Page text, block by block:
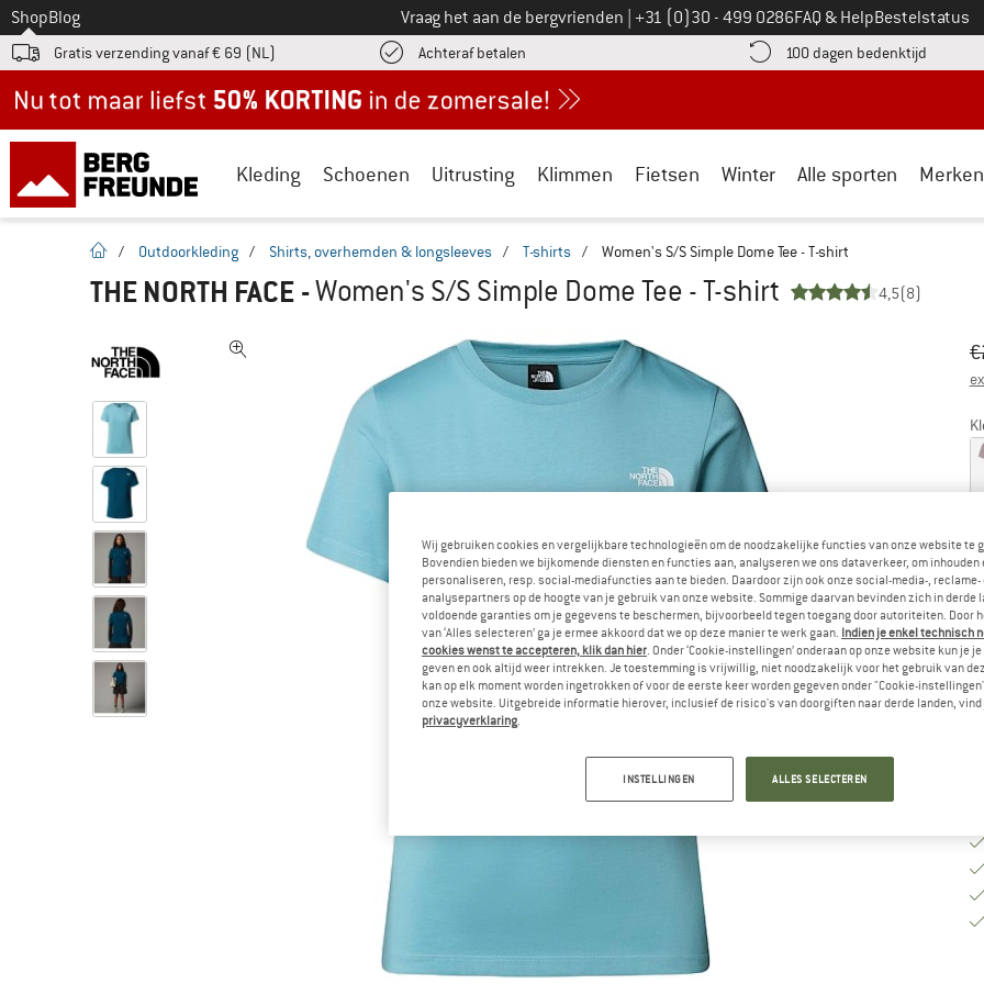
Naar
ShopBlog Vraag het aan de bergvrienden Bel ons op
+31 (0)30 - 499 0286FAQ & HelpBestelstatus
Gratis verzending vanaf € 69 (NL) Achteraf betalen vind de betalingsinformatie hier! Opent in een infovak
100 dagen bedenktijd Vind
Kleding Schoenen Uitrusting Klimmen Fietsen Winter Alle sporten Merken
Startpagina
/ Outdoorkleding / Shirts, overhemden & longsleeves / T-shirts / Women's S/S Simple Dome Tee - T-shirt
THE NORTH FACE -Women's S/S Simple Dome Tee - T-shirt 4,5(8)
€
Wij gebruiken cookies en vergelijkbare technologieën om de noodzakelijke functies van onze website te
Bovendien bieden we bijkomende diensten en functies aan, analyseren we ons dataverkeer, om inhouden
personaliseren, resp. social-mediafuncties aan te bieden. Daardoor zijn ook onze social-media-, reclame-
analysepartners op de hoogte van je gebruik van onze website. Sommige daarvan bevinden zich in derde
voldoende garanties om je gegevens te beschermen, bijvoorbeeld tegen toegang door autoriteiten. Door
van ‘Alles selecteren’ ga je ermee akkoord dat we op deze manier te werk gaan. Indien je enkel technisch
cookies wenst te accepteren, klik dan hier. Onder ‘Cookie-instellingen’ onderaan op onze website kun je
geven en ook altijd weer intrekken. Je toestemming is vrijwillig, niet noodzakelijk voor het gebruik van
kan op elk moment worden ingetrokken of voor de eerste keer worden gegeven onder "Cookie-
onze website. Uitgebreide informatie hierover, inclusief de risico's van doorgiften naar derde landen, vind
privacyverklaring.
INSTELLINGEN ALLES SELECTEREN